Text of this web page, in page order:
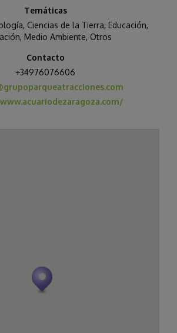
Temáticas
, Ciencias de la Tierra, Educación,
, Medio Ambiente, Otros
Contacto
+34976076606